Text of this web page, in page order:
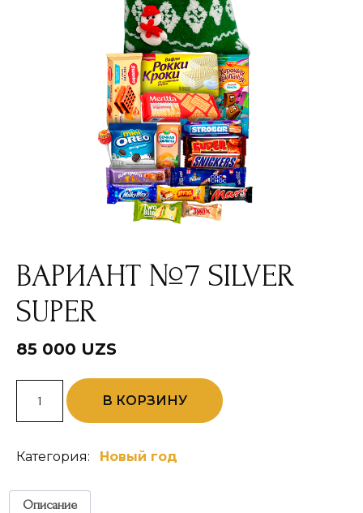
ВАРИАНТ №7 SILVER
SUPER
85 000 UZS
Количество
товара
Super
В КОРЗИНУ
Категория: Новый год
Описание